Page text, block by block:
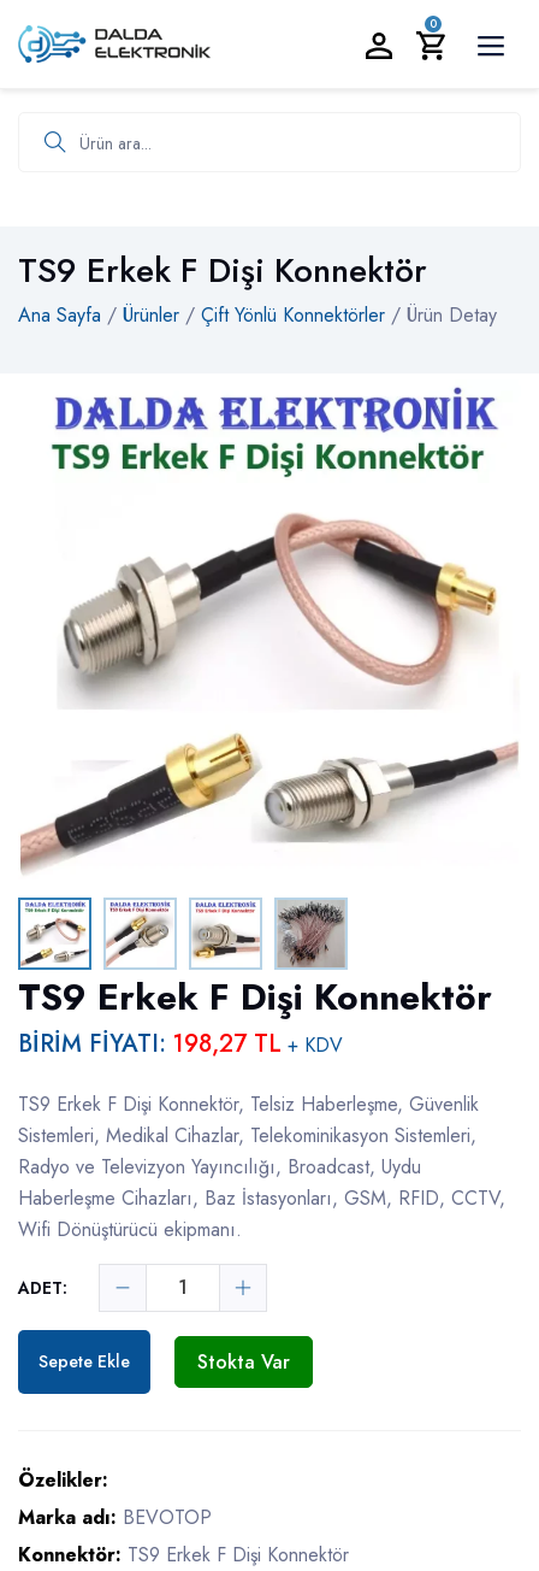
0
TS9 Erkek F Dişi Konnektör
Ana Sayfa / Ürünler / Çift Yönlü Konnektörler / Ürün Detay
TS9 Erkek F Dişi Konnektör
BİRİM FİYATI: 198,27 TL + KDV
TS9 Erkek F Dişi Konnektör, Telsiz Haberleşme, Güvenlik
Sistemleri, Medikal Cihazlar, Telekominikasyon Sistemleri,
Radyo ve Televizyon Yayıncılığı, Broadcast, Uydu
Haberleşme Cihazları, Baz İstasyonları, GSM, RFID, CCTV,
Wifi Dönüştürücü ekipmanı.
ADET:
Sepete Ekle Stokta Var
Özelikler:
Marka adı: BEVOTOP
Konnektör: TS9 Erkek F Dişi Konnektör